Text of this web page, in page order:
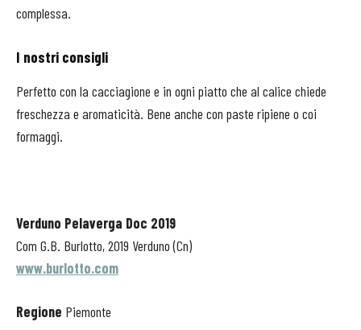
complessa.
I nostri consigli
Perfetto con la cacciagione e in ogni piatto che al calice chiede
freschezza e aromaticità. Bene anche con paste ripiene o coi
formaggi.
Verduno Pelaverga Doc 2019
Com G.B. Burlotto, 2019 Verduno (Cn)
www.burlotto.com
Regione Piemonte